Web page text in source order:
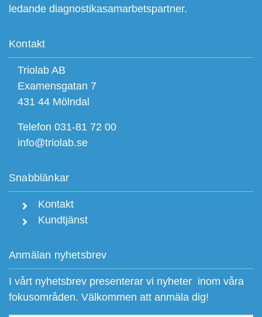
ledande diagnostikasamarbetspartner.
Kontakt
Triolab AB
Examensgatan 7
431 44 Mölndal
Telefon 031-81 72 00
info@triolab.se
Snabblänkar
Kontakt
Kundtjänst
Anmälan nyhetsbrev
I vårt nyhetsbrev presenterar vi nyheter inom våra
fokusområden. Välkommen att anmäla dig!